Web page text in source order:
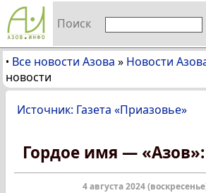
Поиск
• Все новости Азова » Новости
новости
Источник: Газета «Приазовье»
Гордое имя —
4 августа 2024